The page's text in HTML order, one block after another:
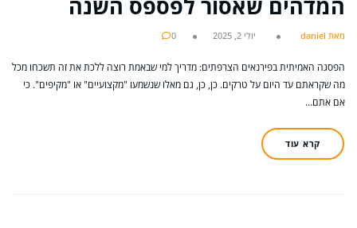
מאת daniel יולי 2, 2025 0
הפסגה האמיתית בפירנאים הצרפתים: מדריך למי שבאמת רוצה ללכת את זה תשכחו מכל
מה שקראתם עד היום על טרקים. כן, כן, גם מאלו שנשמעו "מקצועיים" או "מקיפים". כי
אם אתם…
קרא עוד